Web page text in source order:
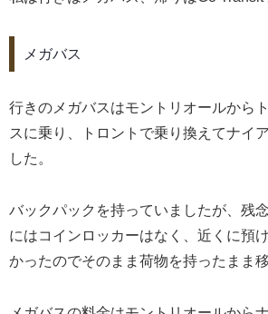
メガバス
行きのメガバスはモントリオールから
スに乗り、トロントで乗り換えてナイ
した。
バックパックを持っていましたが、残
にはコインロッカーはなく、近くに預
かったのでそのまま荷物を持ったまま